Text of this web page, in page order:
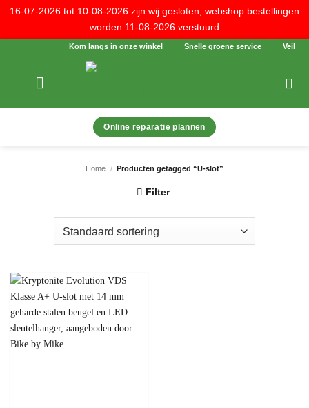
16-07-2026 tot 10-08-2026 zijn wij gesloten, webshop bestellingen
worden 11-08-2026 verstuurd
naar
Kom langs in onze winkel Snelle groene service Veilig
Online reparatie plannen
Home / Producten getagged “U-slot”
Filter